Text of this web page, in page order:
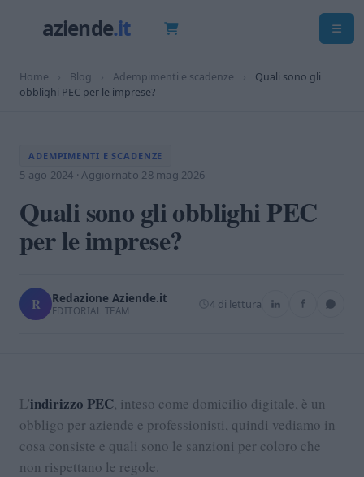
Home › Blog › Adempimenti e scadenze ›
Quali sono gli
obblighi PEC per le imprese?
ADEMPIMENTI E SCADENZE
5 ago 2024 ·Aggiornato 28 mag 2026
Quali sono gli obblighi PEC
per le imprese?
R Redazione Aziende.it
EDITORIAL TEAM 4 di lettura
L'indirizzo PEC, inteso come domicilio digitale, è un
obbligo per aziende e professionisti, quindi vediamo in
cosa consiste e quali sono le sanzioni per coloro che
non rispettano le regole.